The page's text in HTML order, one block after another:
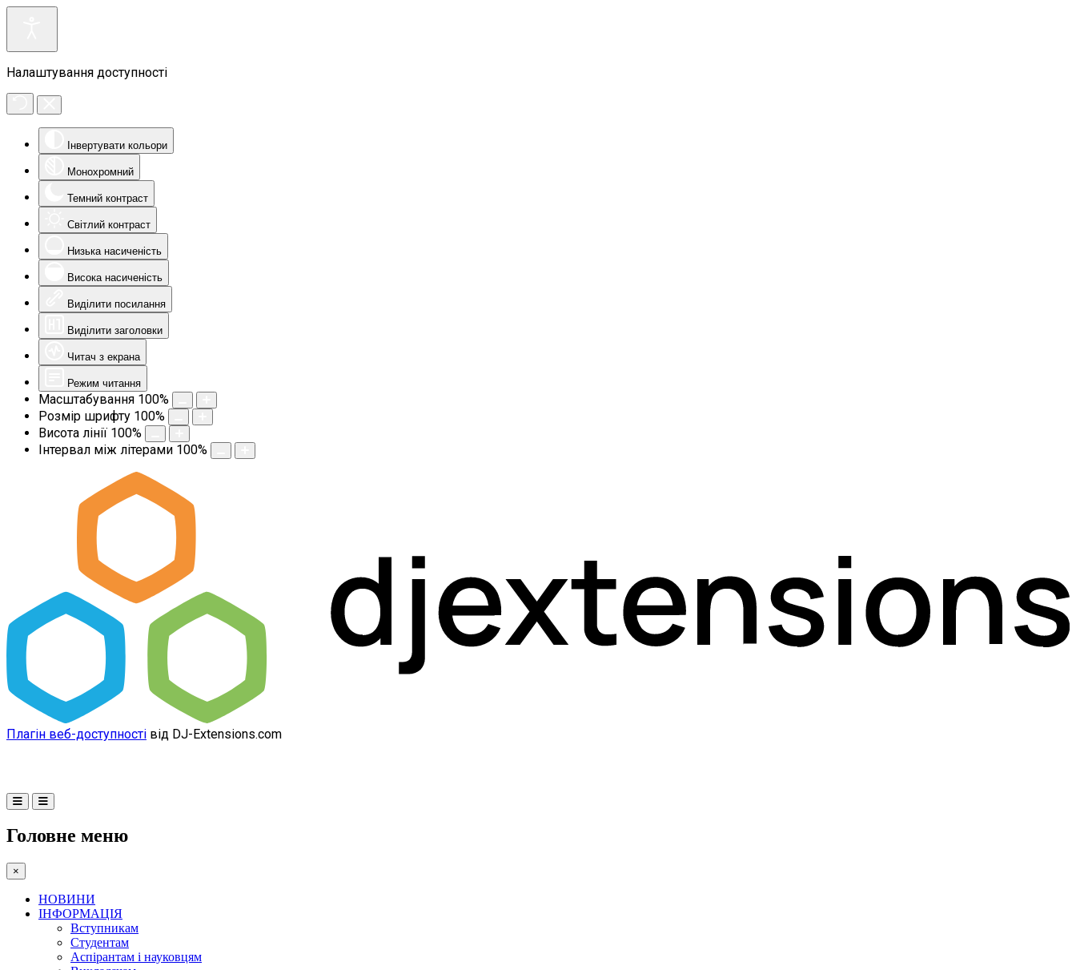
Налаштування доступності
Інвертувати кольори
Монохромний
Темний контраст
Світлий контраст
Низька насиченість
Висока насиченість
Виділити посилання
Виділити заголовки
Читач з екрана
Режим читання
Масштабування 100%
Розмір шрифту 100%
Висота лінії 100%
Інтервал між літерами 100%
Плагін веб-доступності від DJ-Extensions.com
Головне меню
×
НОВИНИ
ІНФОРМАЦІЯ
Вступникам
Студентам
Аспірантам і науковцям